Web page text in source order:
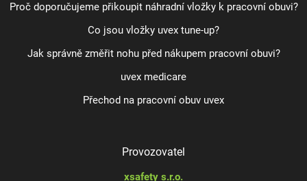
Proč doporučujeme přikoupit náhradní vložky k pracovní obuvi?
Co jsou vložky uvex tune-up?
Jak správně změřit nohu před nákupem pracovní obuvi?
uvex medicare
Přechod na pracovní obuv uvex
Provozovatel
xsafety s.r.o.